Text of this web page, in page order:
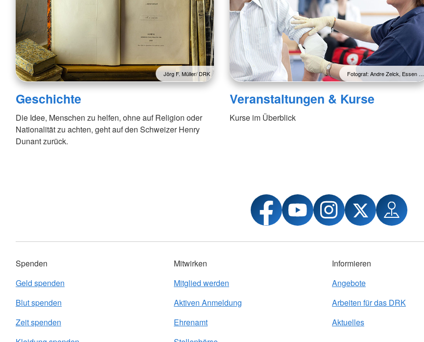
Jörg F. Müller/ DRK
Geschichte
Die Idee, Menschen zu helfen, ohne auf Religion oder
Nationalität zu achten, geht auf den Schweizer Henry
Dunant zurück.
Fotograf: Andre Zelck, Essen …
Veranstaltungen & Kurse
Kurse im Überblick
Spenden
Geld spenden
Blut spenden
Zeit spenden
Mitwirken
Mitglied werden
Aktiven Anmeldung
Ehrenamt
Informieren
Angebote
Arbeiten für das DRK
Aktuelles